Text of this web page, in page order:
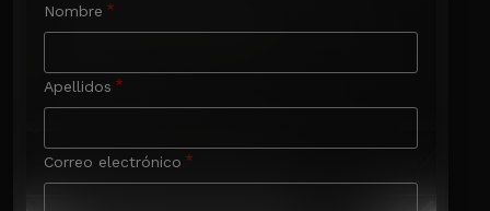
Nombre
Apellidos
Correo electrónico